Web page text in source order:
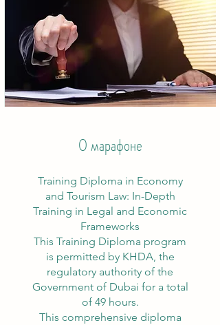
О марафоне
Training Diploma in Economy
and Tourism Law: In-Depth
Training in Legal and Economic
Frameworks
This Training Diploma program
is permitted by KHDA, the
regulatory authority of the
Government of Dubai for a total
of 49 hours.
This comprehensive diploma